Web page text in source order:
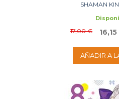
SHAMAN
17,00 €
AÑADIR A